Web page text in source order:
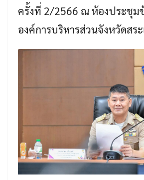
ครั้งที่ 2/2566 ณ ห้องประชุม
องค์การบริหารส่วนจังหวัดสร